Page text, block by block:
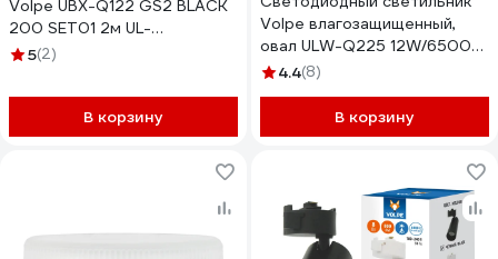
Volpe UBX-Q122 GS2 BLACK
200 SET01 2м UL-
00006044
5(2)
В корзину
Volpe влагозащищенный,
овал ULW-Q225 12W/6500К
IP65 WHITE UL-00005135
4.4(8)
В корзину